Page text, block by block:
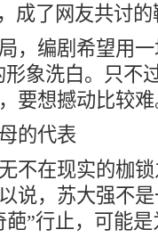
成了网友共讨
编剧希望用一
形象洗白。只不
要想撼动比较
的代表
在现实的枷锁
说，苏大强不
”行止，可能